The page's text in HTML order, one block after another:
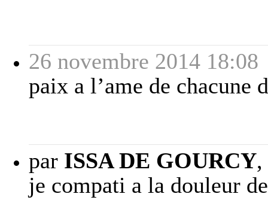
26 novembre 2014 18:08
paix a l’ame de chacune
par ISSA DE GOURCY,
je compati a la douleur